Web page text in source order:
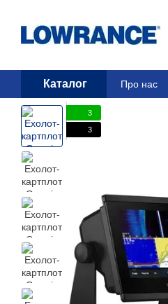
Каталог Про нас
3
3